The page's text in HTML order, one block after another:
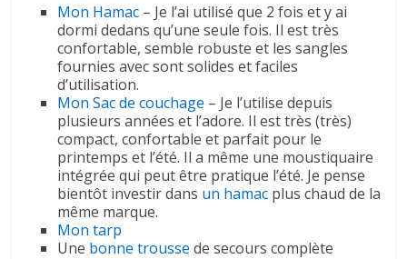
Mon Hamac – Je l’ai utilisé que 2 fois et y ai
dormi dedans qu’une seule fois. Il est très
confortable, semble robuste et les sangles
fournies avec sont solides et faciles
d’utilisation.
Mon Sac de couchage – Je l’utilise depuis
plusieurs années et l’adore. Il est très (très)
compact, confortable et parfait pour le
printemps et l’été. Il a même une moustiquaire
intégrée qui peut être pratique l’été. Je pense
bientôt investir dans un hamac plus chaud de la
même marque.
Mon tarp
Une bonne trousse de secours complète